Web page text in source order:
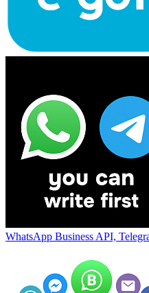
WhatsApp Business API,